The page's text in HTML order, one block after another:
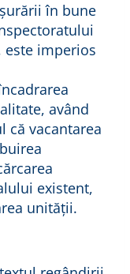
în bune
este imperios
având
că vacantarea
existent,
unității.